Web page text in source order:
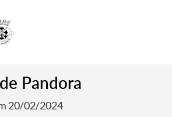
Pandora
20/02/2024